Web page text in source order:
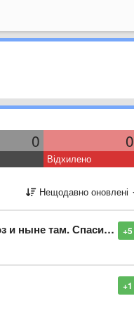
0 0
Відхилено
Нещодавно оновлені
+5
ныне там. Спасибо.
+1